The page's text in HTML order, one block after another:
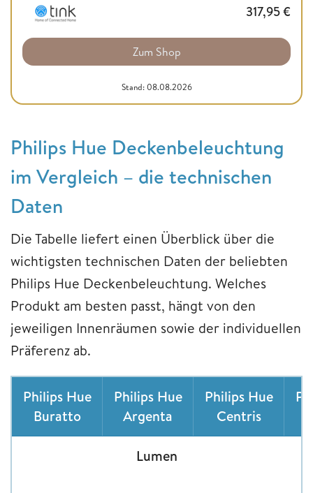
317,95€
Zum Shop
Stand: 08.08.2026
Philips Hue Deckenbeleuchtung
im Vergleich – die technischen
Daten
Die Tabelle liefert einen Überblick über die
wichtigsten technischen Daten der beliebten
Philips Hue Deckenbeleuchtung. Welches
Produkt am besten passt, hängt von den
jeweiligen Innenräumen sowie der individuellen
Präferenz ab.
Philips Hue
Buratto
Philips Hue
Argenta
Philips Hue
Centris
Lumen